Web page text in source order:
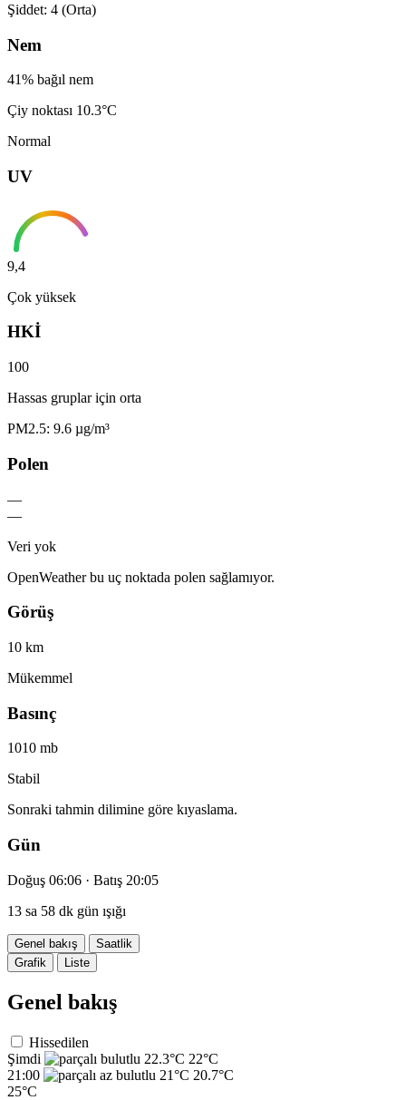
Şiddet: 4 (Orta)
Nem
41% bağıl nem
Çiy noktası 10.3°C
Normal
UV
9,4
Çok yüksek
HKİ
100
Hassas gruplar için orta
PM2.5: 9.6 µg/m³
Polen
—
—
Veri yok
OpenWeather bu uç noktada polen sağlamıyor.
Görüş
10 km
Mükemmel
Basınç
1010 mb
Stabil
Sonraki tahmin dilimine göre kıyaslama.
Gün
Doğuş 06:06 · Batış 20:05
13 sa 58 dk gün ışığı
Genel bakış
Saatlik
Grafik
Liste
Genel bakış
Hissedilen
Şimdi
22.3°C 22°C
21:00
21°C 20.7°C
25°C